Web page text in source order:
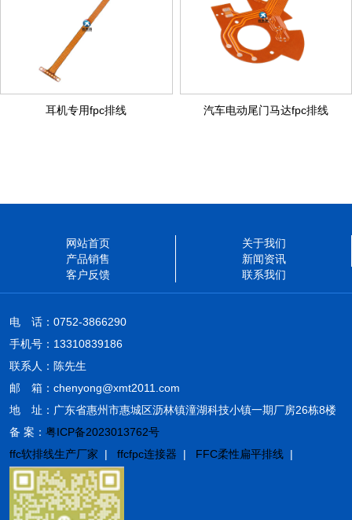
耳机专用fpc排线 汽车电动尾门马达fpc排线
网站首页
关于我们
产品销售
新闻资讯
客户反馈
联系我们
电 话：0752-3866290
手机号：13310839186
联系人：陈先生
邮 箱：chenyong@xmt2011.com
地 址：广东省惠州市惠城区沥林镇潼湖科技小镇一期厂房26栋8楼
备 案： 粤ICP备2023013762号
ffc软排线生产厂家 | ffcfpc连接器 | FFC柔性扁平排线 |